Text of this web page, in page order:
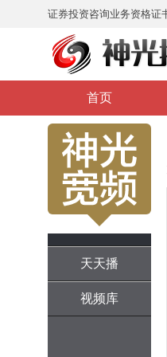
证券投资咨询业务资格证
首页
天天播
视频库